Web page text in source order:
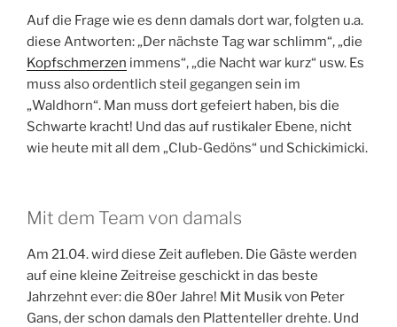
Auf die Frage wie es denn damals dort war, folgten u.a.
diese Antworten: „Der nächste Tag war schlimm“, „die
Kopfschmerzen immens“, „die Nacht war kurz“ usw. Es
muss also ordentlich steil gegangen sein im
„Waldhorn“. Man muss dort gefeiert haben, bis die
Schwarte kracht! Und das auf rustikaler Ebene, nicht
wie heute mit all dem „Club-Gedöns“ und Schickimicki.
Mit dem Team von damals
Am 21.04. wird diese Zeit aufleben. Die Gäste werden
auf eine kleine Zeitreise geschickt in das beste
Jahrzehnt ever: die 80er Jahre! Mit Musik von Peter
Gans, der schon damals den Plattenteller drehte. Und